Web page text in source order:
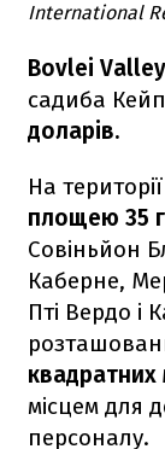
International
Bovlei
садиба
доларів.
На території
площею 35
Совіньйон
Каберне,
Пті Вердо і
квадратних
місцем для
персоналу.